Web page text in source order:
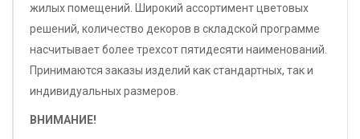
жилых помещений. Широкий ассортимент цветовых
решений, количество декоров в складской программе
насчитывает более трехсот пятидесяти наименований.
Принимаются заказы изделий как стандартных, так и
индивидуальных размеров.
ВНИМАНИЕ!